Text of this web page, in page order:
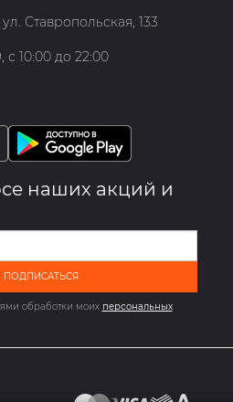
Ставропольская, 133
10:00 до 22:00
наших акций и
ПОДПИСАТЬСЯ
обработки моих персональных